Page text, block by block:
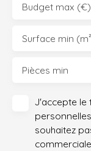
Budget max (€)
Surface min
Pièces min
J'accepte le
souhaitez